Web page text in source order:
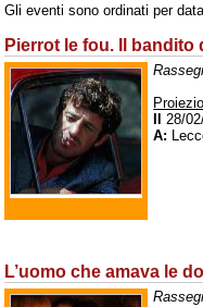
Gli eventi sono ordinati per
Pierrot le fou. Il bandito
28/
A:
L’uomo che amava le